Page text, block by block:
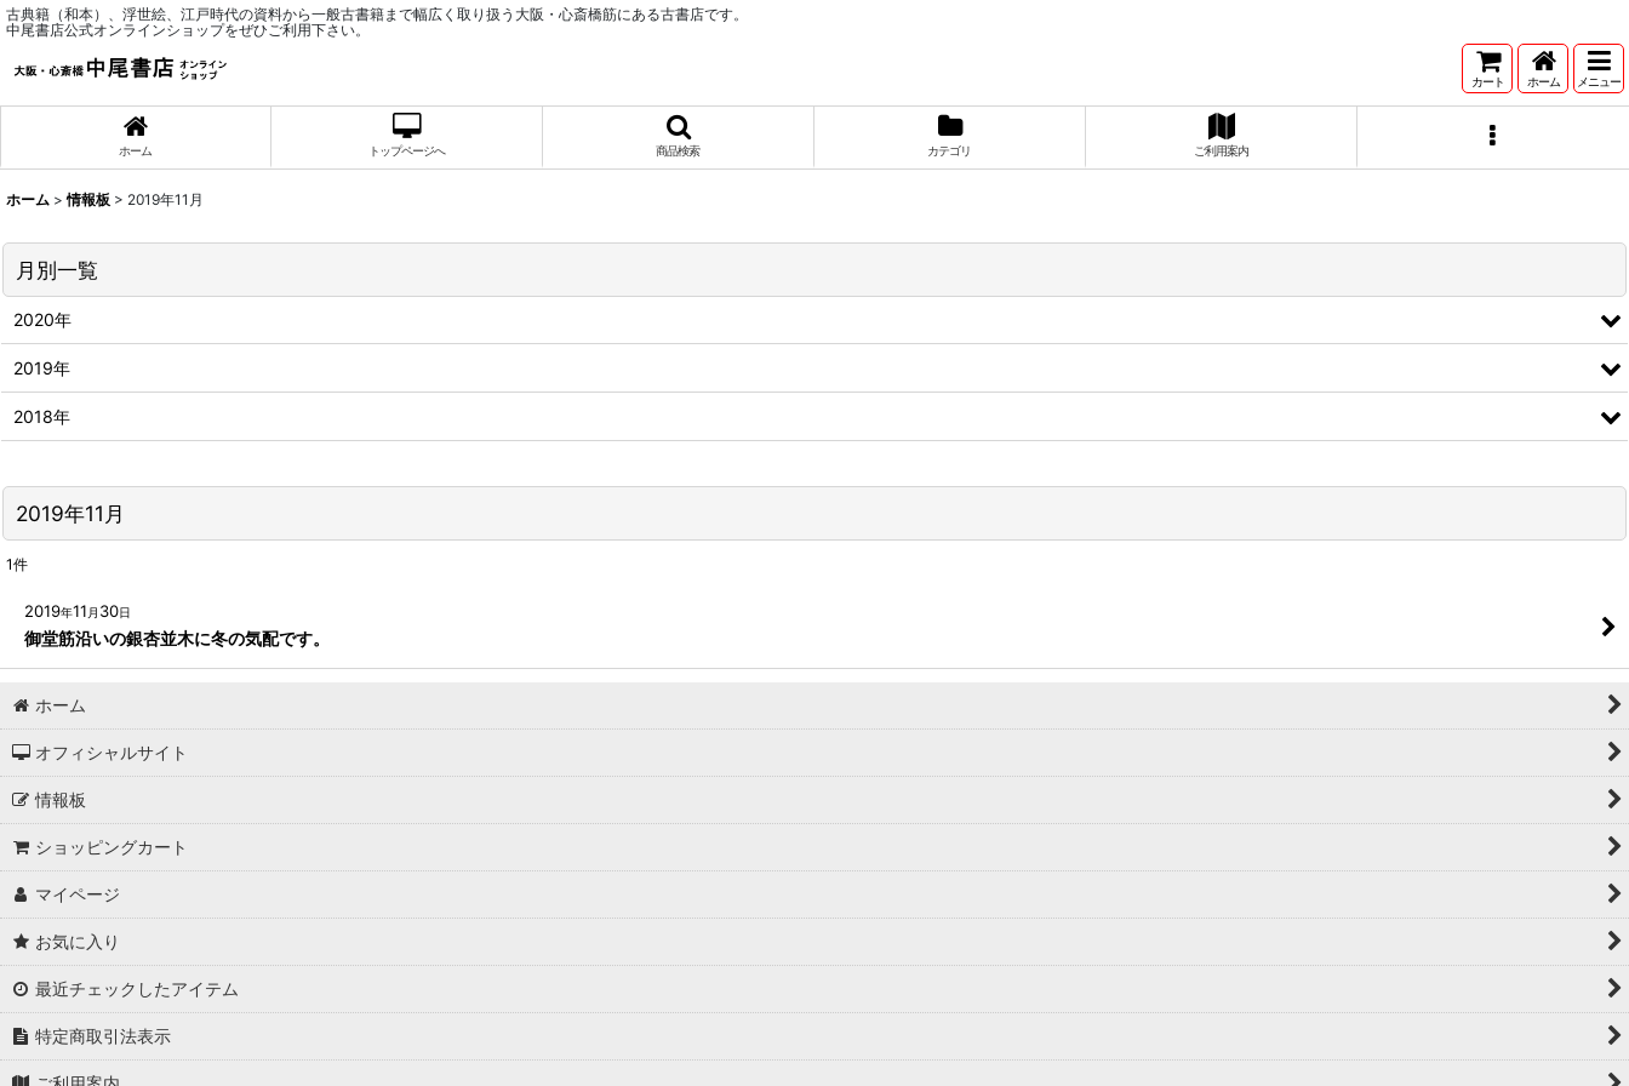
古典籍（和本）、浮世絵、江戸時代の資料から一般古書籍まで幅広く取り扱う大阪・心斎橋筋にある古書店です。
中尾書店公式オンラインショップをぜひご利用下さい。
カート ホーム メニュー
ホーム トップページへ 商品検索 カテゴリ ご利用案内
ホーム > 情報板 > 2019年11月
2019年11月
1件
2019年11 月 30日
御堂筋沿いの銀杏並木に冬の気配です。
月別一覧
2020年
2019年
2018年
ホーム
オフィシャルサイト
情報板
ショッピングカート
マイページ
お気に入り
最近チェックしたアイテム
特定商取引法表示